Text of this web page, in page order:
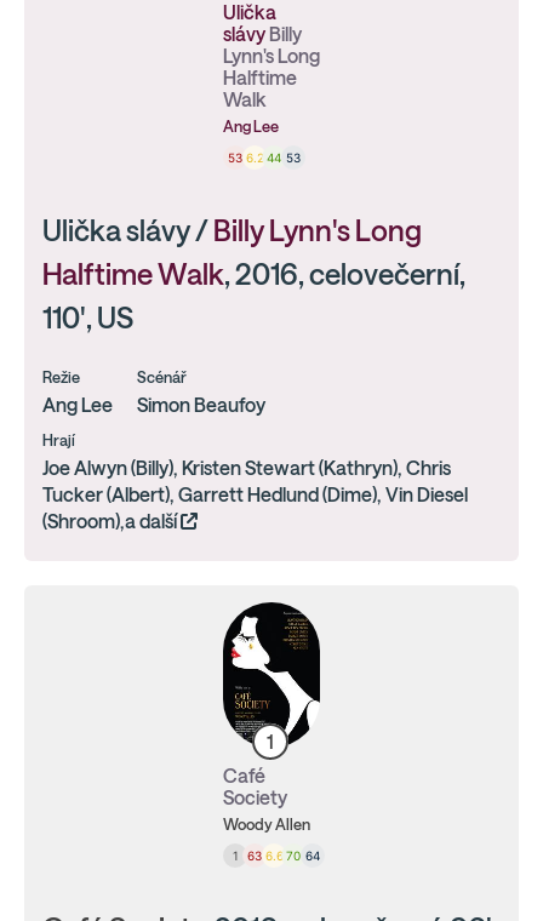
Ulička
slávy Billy
Lynn's Long
Halftime
Walk
Ang Lee
53 6.2 44 53
Ulička slávy / Billy Lynn's Long
Halftime Walk, 2016, celovečerní,
110', US
Režie
Ang Lee
Scénář
Simon Beaufoy
Hrají
Joe Alwyn (Billy), Kristen Stewart (Kathryn), Chris
Tucker (Albert), Garrett Hedlund (Dime), Vin Diesel
(Shroom),a další
1
Café
Society
Woody Allen
1 63 6.6 70 64